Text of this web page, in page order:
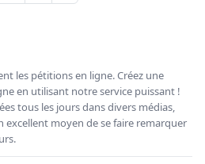
les pétitions en ligne. Créez une
en utilisant notre service puissant !
tous les jours dans divers médias,
excellent moyen de se faire remarquer